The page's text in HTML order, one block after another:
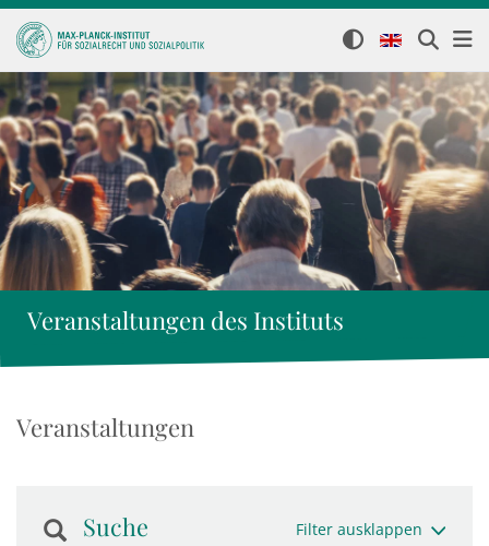
Veranstaltungen des Instituts
Veranstaltungen
Suche Filter ausklappen